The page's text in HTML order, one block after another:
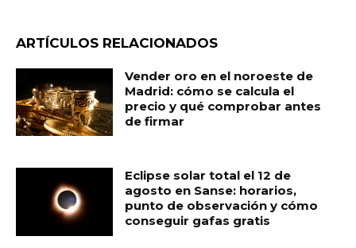
ARTÍCULOS RELACIONADOS
Vender oro en el noroeste de
Madrid: cómo se calcula el
precio y qué comprobar antes
de firmar
Eclipse solar total el 12 de
agosto en Sanse: horarios,
punto de observación y cómo
conseguir gafas gratis